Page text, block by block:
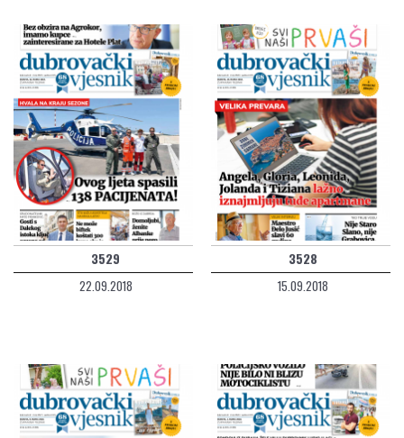
3529
22.09.2018
3528
15.09.2018